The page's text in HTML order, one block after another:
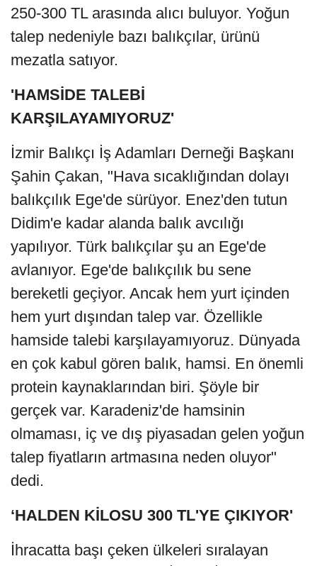
250-300 TL arasında alıcı buluyor. Yoğun
talep nedeniyle bazı balıkçılar, ürünü
mezatla satıyor.
'HAMSİDE TALEBİ
KARŞILAYAMIYORUZ'
İzmir Balıkçı İş Adamları Derneği Başkanı
Şahin Çakan, "Hava sıcaklığından dolayı
balıkçılık Ege'de sürüyor. Enez'den tutun
Didim'e kadar alanda balık avcılığı
yapılıyor. Türk balıkçılar şu an Ege'de
avlanıyor. Ege'de balıkçılık bu sene
bereketli geçiyor. Ancak hem yurt içinden
hem yurt dışından talep var. Özellikle
hamside talebi karşılayamıyoruz. Dünyada
en çok kabul gören balık, hamsi. En önemli
protein kaynaklarından biri. Şöyle bir
gerçek var. Karadeniz'de hamsinin
olmaması, iç ve dış piyasadan gelen yoğun
talep fiyatların artmasına neden oluyor"
dedi.
‘HALDEN KİLOSU 300 TL'YE ÇIKIYOR'
İhracatta başı çeken ülkeleri sıralayan